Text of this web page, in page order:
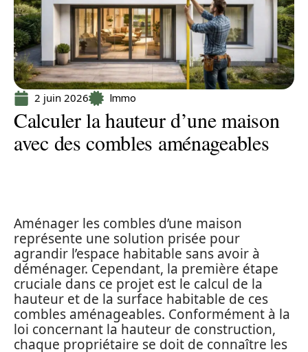
2 juin 2026 Immo
Calculer la hauteur d’une maison
avec des combles aménageables
Aménager les combles d’une maison
représente une solution prisée pour
agrandir l’espace habitable sans avoir à
déménager. Cependant, la première étape
cruciale dans ce projet est le calcul de la
hauteur et de la surface habitable de ces
combles aménageables. Conformément à la
loi concernant la hauteur de construction,
chaque propriétaire se doit de connaître les